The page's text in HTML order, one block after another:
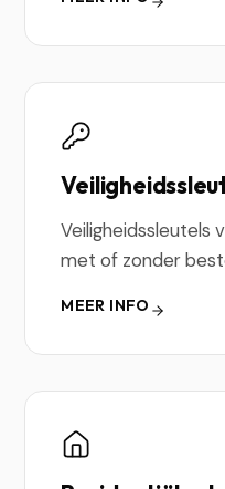
Veiligheidssleutels
met of zonder
MEER INFO